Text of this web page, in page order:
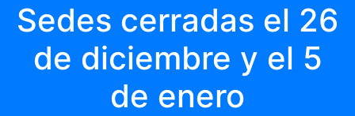
Sedes cerradas el 26
de diciembre y el 5
de enero